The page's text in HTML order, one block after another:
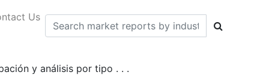
Us
y análisis por tipo . . .